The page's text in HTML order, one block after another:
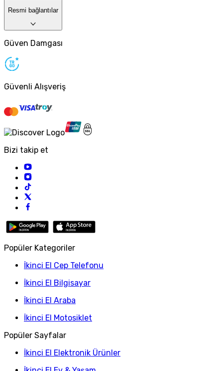
Resmi bağlantılar
Güven Damgası
Güvenli Alışveriş
Bizi takip et
Popüler Kategoriler
İkinci El Cep Telefonu
İkinci El Bilgisayar
İkinci El Araba
İkinci El Motosiklet
Popüler Sayfalar
İkinci El Elektronik Ürünler